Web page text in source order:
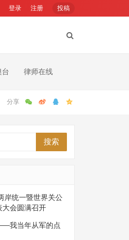
登录 注册 投稿
台 律师在线
搜索
岸统一暨世界关公
大会圆满召开
我当年从军的点